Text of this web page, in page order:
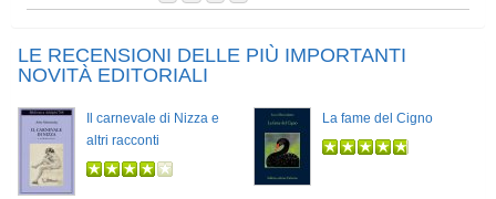
LE RECENSIONI DELLE PIÙ IMPORTANTI
NOVITÀ EDITORIALI
Il carnevale di Nizza e
altri racconti
La fame del Cigno